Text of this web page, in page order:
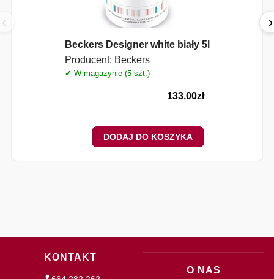
‹
Beckers Designer white biały 5l
Producent: Beckers
✔ W magazynie (5 szt.)
133.00zł
DODAJ DO KOSZYKA
›
KONTAKT
O NAS